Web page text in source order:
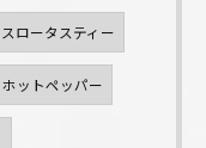
スロータスティー
ホットペッパー